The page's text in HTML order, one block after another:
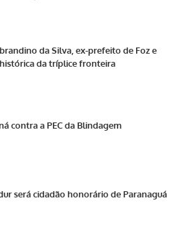
da Silva, ex-prefeito de Foz e
da tríplice fronteira
contra a PEC da Blindagem
será cidadão honorário de Paranaguá